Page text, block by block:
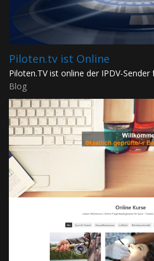
Piloten.tv ist Online
Piloten.TV ist online der IPDV-
Blog